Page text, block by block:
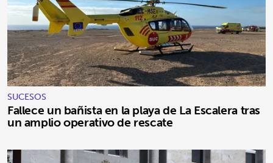
SUCESOS
Fallece un bañista en la playa de La Escalera tras
un amplio operativo de rescate